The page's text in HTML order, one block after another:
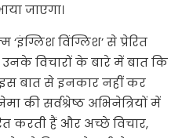
जाएगा।
‘इंग्लिश विंग्लिश’ से प्रेरित
विचारों के बारे में बात कि
इस बात से इनकार नहीं कर
की सर्वश्रेष्ठ अभिनेत्रियों में
करती हैं और अच्छे विचार,